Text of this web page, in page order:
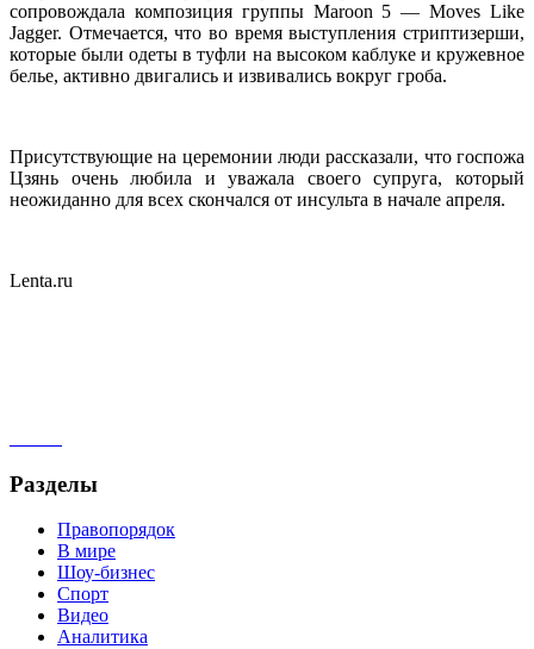
сопровождала композиция группы Maroon 5 — Moves Like
Jagger. Отмечается, что во время выступления стриптизерши,
которые были одеты в туфли на высоком каблуке и кружевное
белье, активно двигались и извивались вокруг гроба.
Присутствующие на церемонии люди рассказали, что госпожа
Цзянь очень любила и уважала своего супруга, который
неожиданно для всех скончался от инсульта в начале апреля.
Lenta.ru
Разделы
Правопорядок
В мире
Шоу-бизнес
Спорт
Видео
Аналитика